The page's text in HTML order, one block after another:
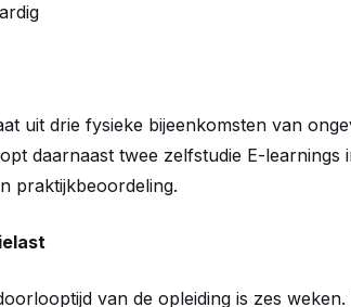
uit drie fysieke bijeenkomsten van
daarnaast twee zelfstudie E-learnings
praktijkbeoordeling.
van de opleiding is zes